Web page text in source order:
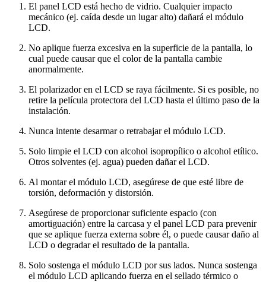
El panel LCD está hecho de vidrio. Cualquier impacto
mecánico (ej. caída desde un lugar alto) dañará el módulo
LCD.
No aplique fuerza excesiva en la superficie de la pantalla, lo
cual puede causar que el color de la pantalla cambie
anormalmente.
El polarizador en el LCD se raya fácilmente. Si es posible, no
retire la película protectora del LCD hasta el último paso de la
instalación.
Nunca intente desarmar o retrabajar el módulo LCD.
Solo limpie el LCD con alcohol isopropílico o alcohol etílico.
Otros solventes (ej. agua) pueden dañar el LCD.
Al montar el módulo LCD, asegúrese de que esté libre de
torsión, deformación y distorsión.
Asegúrese de proporcionar suficiente espacio (con
amortiguación) entre la carcasa y el panel LCD para prevenir
que se aplique fuerza externa sobre él, o puede causar daño al
LCD o degradar el resultado de la pantalla.
Solo sostenga el módulo LCD por sus lados. Nunca sostenga
el módulo LCD aplicando fuerza en el sellado térmico o